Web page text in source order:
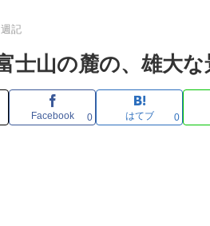
週記
士山の麓の、雄大
Facebook 0 はてブ 0